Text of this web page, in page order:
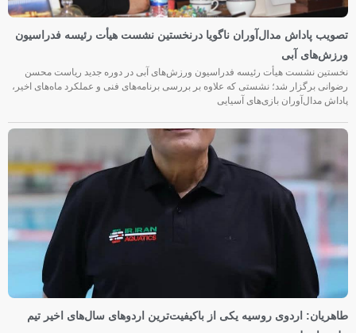
تصویب پاداش مدال‌آوران ناگویا درنخستین نشست هیأت رئیسه فدراسیون
ورزش‌های آبی
نخستین نشست هیأت رئیسه فدراسیون ورزش‌های آبی در دوره جدید ریاست محسن
رضوانی برگزار شد؛ نشستی که علاوه بر بررسی برنامه‌های فنی و عملکرد ماه‌های اخیر،
پاداش مدال‌آوران بازی‌های آسیایی
طاهریان: اردوی روسیه یکی از باکیفیت‌ترین اردوهای سال‌های اخیر تیم